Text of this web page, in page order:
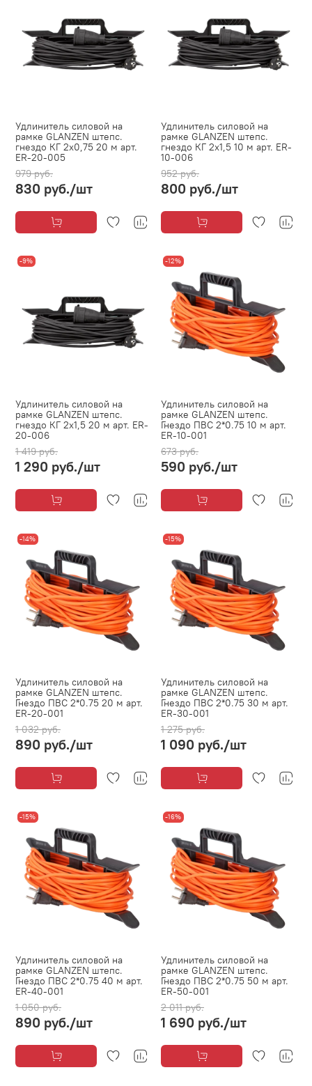
Удлинитель силовой на
рамке GLANZEN штепс.
гнездо КГ 2х0,75 20 м арт.
ER-20-005
979 руб.
830 руб./шт
Удлинитель силовой на
рамке GLANZEN штепс.
гнездо КГ 2х1,5 10 м арт. ER-
10-006
952 руб.
800 руб./шт
-9%
Удлинитель силовой на
рамке GLANZEN штепс.
гнездо КГ 2х1,5 20 м арт. ER-
20-006
1 419 руб.
1 290 руб./шт
-12%
Удлинитель силовой на
рамке GLANZEN штепс.
Гнездо ПВС 2*0.75 10 м арт.
ER-10-001
673 руб.
590 руб./шт
-14%
Удлинитель силовой на
рамке GLANZEN штепс.
Гнездо ПВС 2*0.75 20 м арт.
ER-20-001
1 032 руб.
890 руб./шт
-15%
Удлинитель силовой на
рамке GLANZEN штепс.
Гнездо ПВС 2*0.75 30 м арт.
ER-30-001
1 275 руб.
1 090 руб./шт
-15%
Удлинитель силовой на
рамке GLANZEN штепс.
Гнездо ПВС 2*0.75 40 м арт.
ER-40-001
1 050 руб.
890 руб./шт
-16%
Удлинитель силовой на
рамке GLANZEN штепс.
Гнездо ПВС 2*0.75 50 м арт.
ER-50-001
2 011 руб.
1 690 руб./шт